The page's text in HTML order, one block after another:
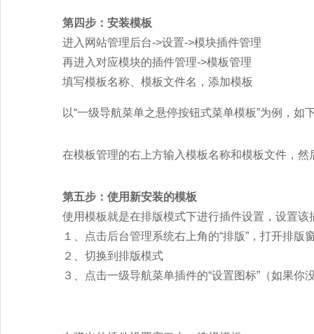
第四步：安装模板
进入网站管理后台->设置->模块插件管理
再进入对应模块的插件管理->模板管理
填写模板名称、模板文件名，添加模板
以“一级导航菜单之悬停按钮式菜单模板”为例，如
在模板管理的右上方输入模板名称和模板文件，然
第五步：使用新安装的模板
使用模板就是在排版模式下进行插件设置，设置该
１、点击后台管理系统右上角的“排版”，打开排版
２、切换到排版模式
３、点击一级导航菜单插件的“设置图标”（如果